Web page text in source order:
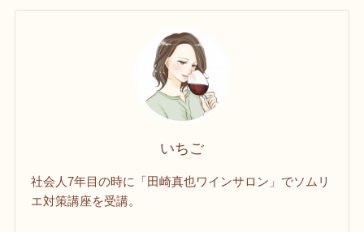
いちご
社会人7年目の時に「田崎真也ワインサロン」でソムリ
エ対策講座を受講。